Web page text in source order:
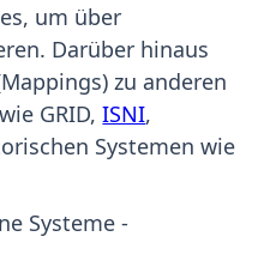
um über
Darüber hinaus
zu anderen
GRID,ISNI,
Systemen wie
Systeme -